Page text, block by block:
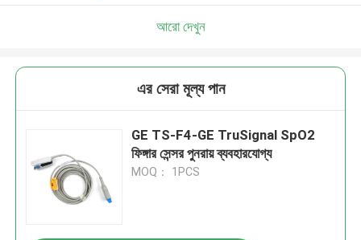
আরো দেখুন
এর সেরা মূল্য পান
GE TS-F4-GE TruSignal SpO2
ফিঙ্গার সেন্সর পুনরায় ব্যবহারযোগ্য
MOQ： 1PCS